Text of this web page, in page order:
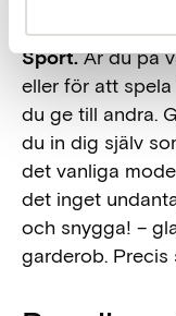
Sport.Är du på
eller för att
du ge till andra.
du in dig själv
det vanliga
det inget
och snygga! –
garderob. Precis